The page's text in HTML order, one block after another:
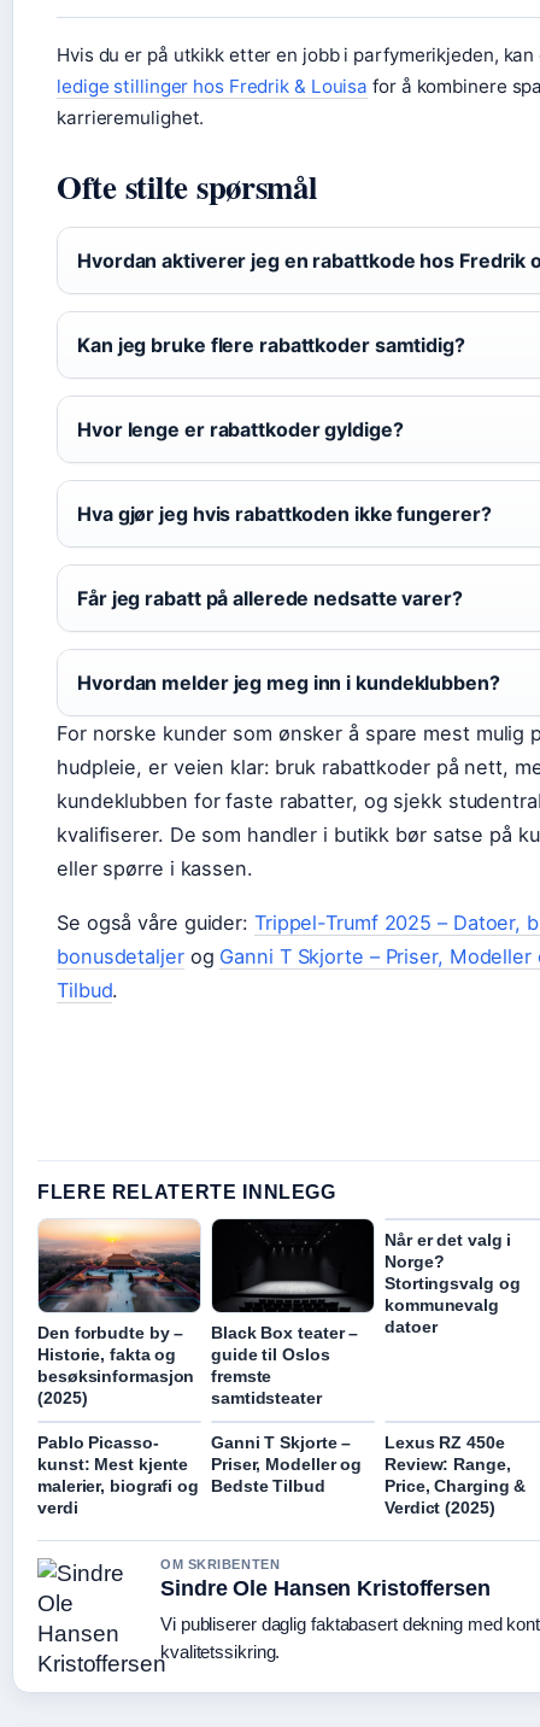
Hvis du er på utkikk etter en jobb i parfymerikjeden,
ledige stillinger hos Fredrik & Louisa for å kombinere
karrieremulighet.
Ofte stilte spørsmål
Hvordan aktiverer jeg en rabattkode hos Fredrik
Kan jeg bruke flere rabattkoder samtidig?
Hvor lenge er rabattkoder gyldige?
Hva gjør jeg hvis rabattkoden ikke fungerer?
Får jeg rabatt på allerede nedsatte varer?
Hvordan melder jeg meg inn i kundeklubben?
For norske kunder som ønsker å spare mest mulig
hudpleie, er veien klar: bruk rabattkoder på nett,
kundeklubben for faste rabatter, og sjekk
kvalifiserer. De som handler i butikk bør satse på
eller spørre i kassen.
Se også våre guider: Trippel-Trumf 2025 – Datoer,
bonusdetaljerog Ganni T Skjorte – Priser,
Tilbud.
FLERE RELATERTE INNLEGG
Den forbudte by –
Historie, fakta og
besøksinformasjon
(2025)
Black Box teater –
guide til Oslos
fremste
samtidsteater
Når er det valg i
Norge?
Stortingsvalg og
kommunevalg
datoer
Pablo Picasso-
kunst: Mest kjente
malerier, biografi og
verdi
Ganni T Skjorte –
Priser, Modeller og
Bedste Tilbud
Lexus RZ 450e
Review: Range,
Price, Charging &
Verdict (2025)
OM SKRIBENTEN
Sindre Ole Hansen Kristoffersen
Vi publiserer daglig faktabasert dekning med
kvalitetssikring.